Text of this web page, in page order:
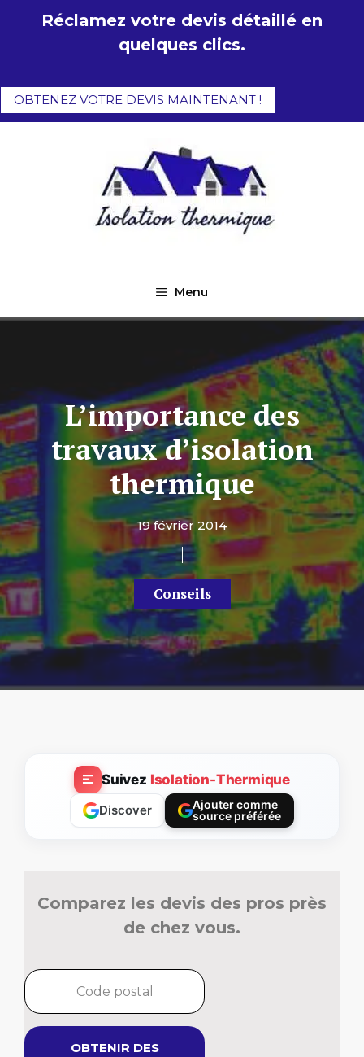
Réclamez votre devis détaillé en
quelques clics.
OBTENEZ VOTRE DEVIS MAINTENANT !
Menu
L’importance des
travaux d’isolation
thermique
19 février 2014
Conseils
Suivez Isolation-Thermique
Discover
Ajouter comme
source préférée
Comparez les devis des pros près
de chez vous.
OBTENIR DES